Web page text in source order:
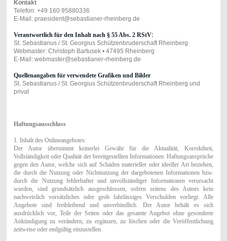
Kontakt
Telefon: +49 160 95880336
E-Mail: praesident@sebastianer-rheinberg.de
Verantwortlich für den Inhalt nach § 55 Abs. 2 RStV:
St. Sebastianus / St. Georgius Schützenbruderschaft Rheinberg
Webmaster: Christoph Bartusek • 47495 Rheinberg
E-Mail: webmaster@sebastianer-rheinberg.de
Quellenangaben für verwendete Grafiken und Bilder
St. Sebastianus / St. Georgius Schützenbruderschaft Rheinberg und
privat
Haftungsausschluss
1. Inhalt des Onlineangebotes:
Der Autor übernimmt keinerlei Gewähr für die Aktualität, Korrektheit,
Vollständigkeit oder Qualität der bereitgestellten Informationen. Haftungsansprüche
gegen den Autor, welche sich auf Schäden materieller oder ideeller Art beziehen,
die durch die Nutzung oder Nichtnutzung der dargebotenen Informationen bzw.
durch die Nutzung fehlerhafter und unvollständiger Informationen verursacht
wurden, sind grundsätzlich ausgeschlossen, sofern seitens des Autors kein
nachweislich vorsätzliches oder grob fahrlässiges Verschulden vorliegt. Alle
Angebote sind freibleibend und unverbindlich. Der Autor behält es sich
ausdrücklich vor, Teile der Seiten oder das gesamte Angebot ohne gesonderte
Ankündigung zu verändern, zu ergänzen, zu löschen oder die Veröffentlichung
zeitweise oder endgültig einzustellen.